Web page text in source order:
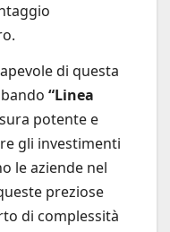
di questa
“Linea
potente e
gli investimenti
le aziende nel
preziose
di complessità